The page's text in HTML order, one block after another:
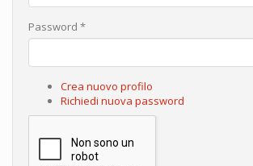
Password *
Crea nuovo profilo
Richiedi nuova password